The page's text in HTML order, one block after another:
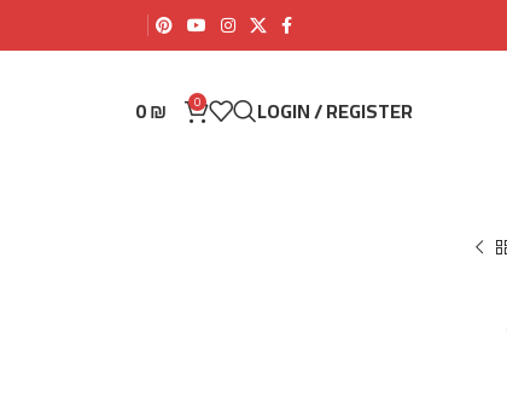
LOGIN / REGISTER
0
0₪